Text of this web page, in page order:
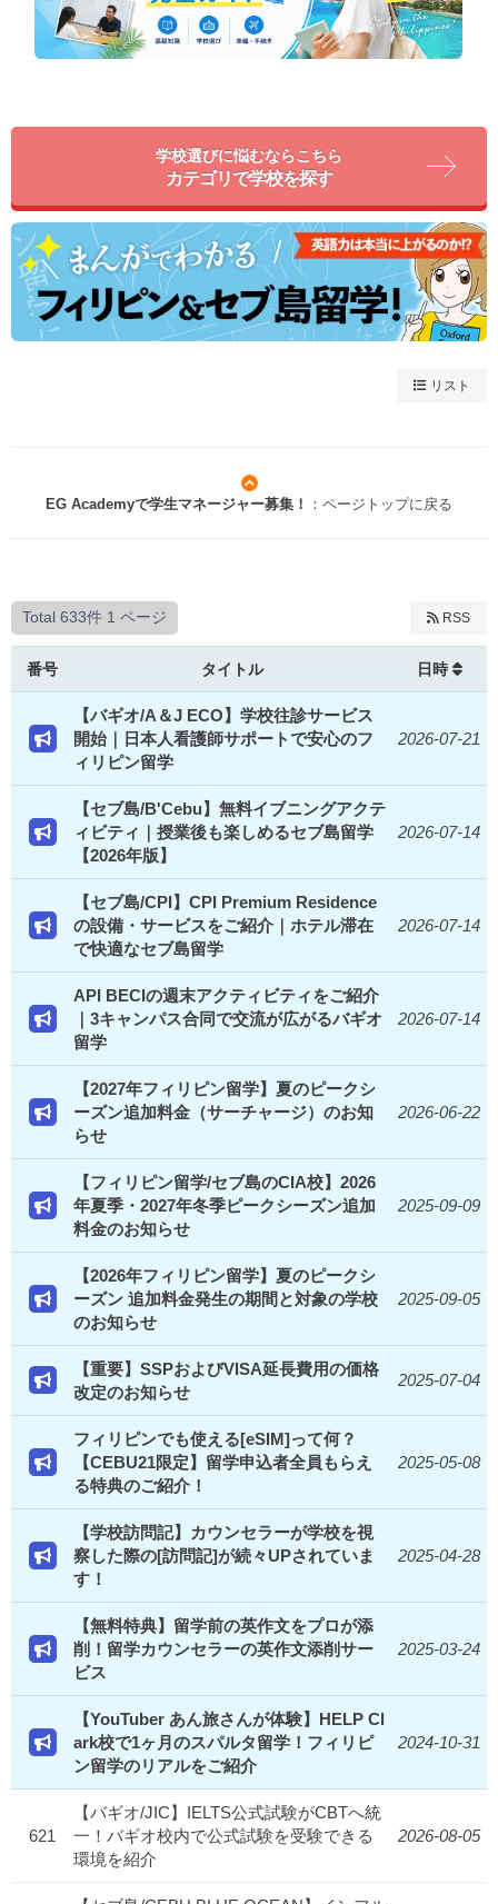
学校選びに悩むならこちら
カテゴリで学校を探す
リスト
EG Academyで学生マネージャー募集！ ：ページトップに戻る
Total 633件 1 ページ RSS
番号 タイトル 日時
【バギオ/A＆J ECO】学校往診サービス
開始｜日本人看護師サポートで安心のフ
ィリピン留学
2026-07-21
【セブ島/B'Cebu】無料イブニングアクテ
ィビティ｜授業後も楽しめるセブ島留学
【2026年版】
2026-07-14
【セブ島/CPI】CPI Premium Residence
の設備・サービスをご紹介｜ホテル滞在
で快適なセブ島留学
2026-07-14
API BECIの週末アクティビティをご紹介
｜3キャンパス合同で交流が広がるバギオ
留学
2026-07-14
【2027年フィリピン留学】夏のピークシ
ーズン追加料金（サーチャージ）のお知
らせ
2026-06-22
【フィリピン留学/セブ島のCIA校】2026
年夏季・2027年冬季ピークシーズン追加
料金のお知らせ
2025-09-09
【2026年フィリピン留学】夏のピークシ
ーズン 追加料金発生の期間と対象の学校
のお知らせ
2025-09-05
【重要】SSPおよびVISA延長費用の価格
改定のお知らせ
2025-07-04
フィリピンでも使える[eSIM]って何？
【CEBU21限定】留学申込者全員もらえ
る特典のご紹介！
2025-05-08
【学校訪問記】カウンセラーが学校を視
察した際の[訪問記]が続々UPされていま
す！
2025-04-28
【無料特典】留学前の英作文をプロが添
削！留学カウンセラーの英作文添削サー
ビス
2025-03-24
【YouTuber あん旅さんが体験】HELP Cl
ark校で1ヶ月のスパルタ留学！フィリピ
ン留学のリアルをご紹介
2024-10-31
621
【バギオ/JIC】IELTS公式試験がCBTへ統
一！バギオ校内で公式試験を受験できる
環境を紹介
2026-08-05